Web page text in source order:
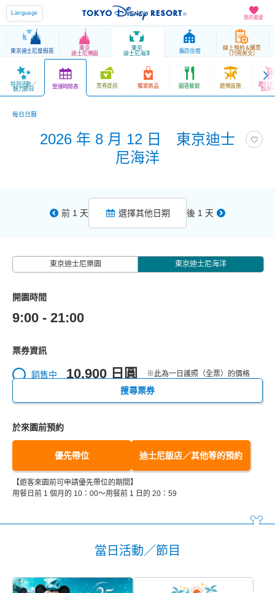
我的最愛
Language
東京迪士尼度假區
東京
迪士尼樂園
東京
迪士尼海洋
飯店住宿
線上預約＆購票
（只用英文）
特別活動／
魅力節目 營運時間表 票券資訊 獨家商品 園區餐飲 遊樂設施 遊行表
娛樂
每日日曆
2026 年 8 月 12 日 東京迪士
尼海洋
前 1 天 選擇其他日期 後 1 天
東京迪士尼樂園 東京迪士尼海洋
開園時間
9:00 - 21:00
票券資訊
銷售中 10,900 日圓 ※此為一日護照（全票）的價格
搜尋票券
於來園前預約
優先帶位 迪士尼飯店／其他等的預約
【遊客來園前可申請優先帶位的期間】
用餐日前 1 個月的 10：00～用餐前 1 日的 20：59
當日活動／節目